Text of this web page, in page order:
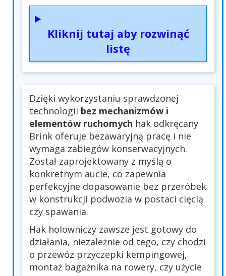
Kliknij tutaj aby rozwinąć
listę
Dzięki wykorzystaniu sprawdzonej
technologii bez mechanizmów i
elementów ruchomych hak odkręcany
Brink oferuje bezawaryjną pracę i nie
wymaga zabiegów konserwacyjnych.
Został zaprojektowany z myślą o
konkretnym aucie, co zapewnia
perfekcyjne dopasowanie bez przeróbek
w konstrukcji podwozia w postaci cięcią
czy spawania.
Hak holowniczy zawsze jest gotowy do
działania, niezależnie od tego, czy chodzi
o przewóz przyczepki kempingowej,
montaż bagażnika na rowery, czy użycie